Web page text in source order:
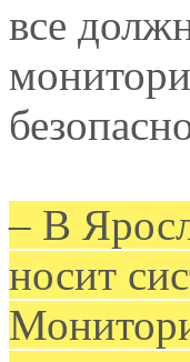
все
– В
носит